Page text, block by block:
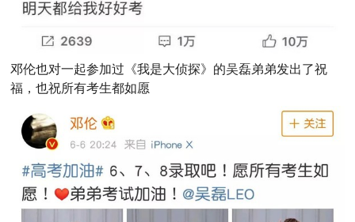
邓伦也对一起参加过《我是大侦探》的吴磊弟弟发出了祝
福，也祝所有考生都如愿